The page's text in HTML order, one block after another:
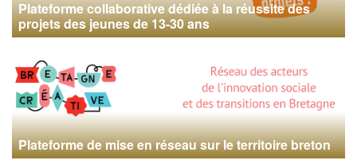
Plateforme collaborative dédiée à la réussite des
projets des jeunes de 13-30 ans
Plateforme de mise en réseau sur le territoire breton